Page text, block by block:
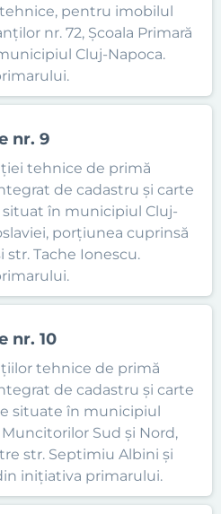
pentru imobilul
nr. 72, Școala Primară
Cluj-Napoca.
nr. 9
tehnice de primă
de cadastru și carte
în municipiul Cluj-
porțiunea cuprinsă
str. Tache Ionescu.
nr. 10
tehnice de primă
de cadastru și carte
situate în municipiul
Sud și Nord,
str. Septimiu Albini și
inițiativa primarului.